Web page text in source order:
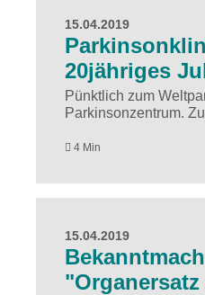
15.04.2019
20jähriges
Pünktlich zum
Parkinsonzentrum.
4 Min
15.04.2019